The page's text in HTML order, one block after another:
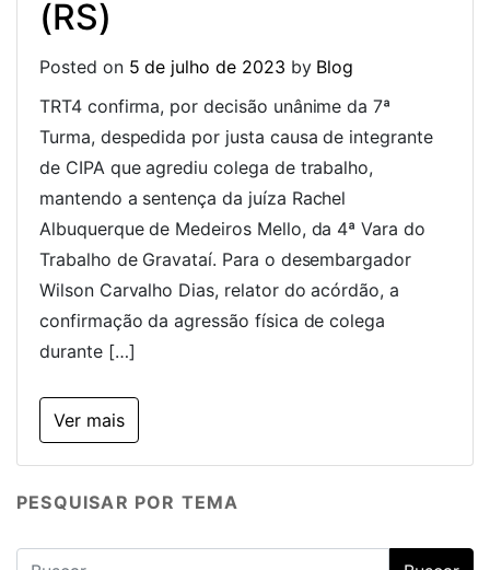
(RS)
Posted on 5 de julho de 2023 by Blog
TRT4 confirma, por decisão unânime da 7ª
Turma, despedida por justa causa de integrante
de CIPA que agrediu colega de trabalho,
mantendo a sentença da juíza Rachel
Albuquerque de Medeiros Mello, da 4ª Vara do
Trabalho de Gravataí. Para o desembargador
Wilson Carvalho Dias, relator do acórdão, a
confirmação da agressão física de colega
durante […]
Ver mais
PESQUISAR POR TEMA